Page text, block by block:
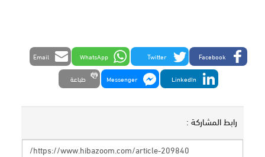
Facebook
Twitter
WhatsApp
Email
LinkedIn
Messenger طباعة
رابط المشاركة :